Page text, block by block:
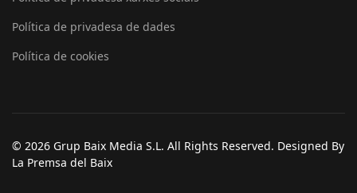
Política de privadesa de dades
Política de cookies
© 2026 Grup Baix Media S.L. All Rights Reserved. Designed By
La Premsa del Baix